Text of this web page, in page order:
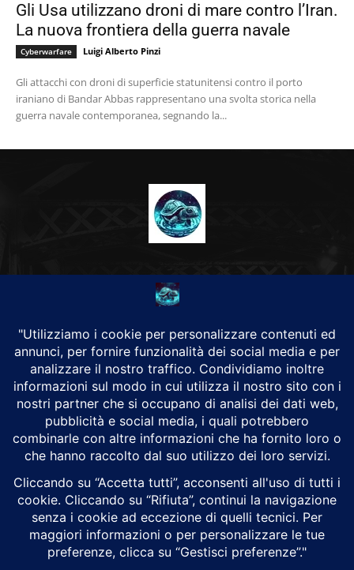
Gli Usa utilizzano droni di mare contro l’Iran.
La nuova frontiera della guerra navale
Cyberwarfare Luigi Alberto Pinzi
Gli attacchi con droni di superficie statunitensi contro il porto
iraniano di Bandar Abbas rappresentano una svolta storica nella
guerra navale contemporanea, segnando la...
CHI SIAMO
Alground Geopolitica e Cyberwarfare.
Da una idea di Brunilde Trizio
Alground fa parte del Gruppo Trizio
SEGUICI